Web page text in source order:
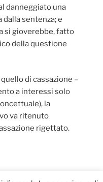
danneggiato una
sentenza; e
si gioverebbe, fatto
della questione
di cassazione –
a interessi solo
la
va ritenuto
rigettato.